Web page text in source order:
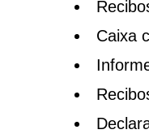
Caixa